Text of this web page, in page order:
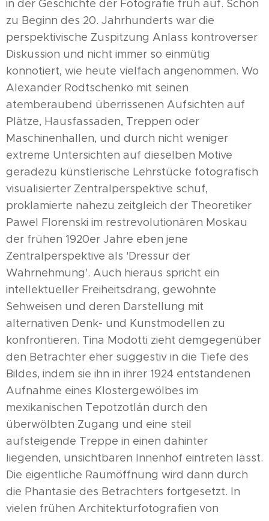
in der Geschichte der Fotografie früh auf. Schon
zu Beginn des 20. Jahrhunderts war die
perspektivische Zuspitzung Anlass kontroverser
Diskussion und nicht immer so einmütig
konnotiert, wie heute vielfach angenommen. Wo
Alexander Rodtschenko mit seinen
atemberaubend überrissenen Aufsichten auf
Plätze, Hausfassaden, Treppen oder
Maschinenhallen, und durch nicht weniger
extreme Untersichten auf dieselben Motive
geradezu künstlerische Lehrstücke fotografisch
visualisierter Zentralperspektive schuf,
proklamierte nahezu zeitgleich der Theoretiker
Pawel Florenski im restrevolutionären Moskau
der frühen 1920er Jahre eben jene
Zentralperspektive als 'Dressur der
Wahrnehmung'. Auch hieraus spricht ein
intellektueller Freiheitsdrang, gewohnte
Sehweisen und deren Darstellung mit
alternativen Denk- und Kunstmodellen zu
konfrontieren. Tina Modotti zieht demgegenüber
den Betrachter eher suggestiv in die Tiefe des
Bildes, indem sie ihn in ihrer 1924 entstandenen
Aufnahme eines Klostergewölbes im
mexikanischen Tepotzotlán durch den
überwölbten Zugang und eine steil
aufsteigende Treppe in einen dahinter
liegenden, unsichtbaren Innenhof eintreten lässt.
Die eigentliche Raumöffnung wird dann durch
die Phantasie des Betrachters fortgesetzt. In
vielen frühen Architekturfotografien von